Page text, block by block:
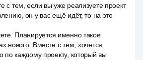
с тем, если вы уже реализуете проект
он у вас ещё идёт, то на это
Планируется именно такое
нового. Вместе с тем, хочется
по каждому проекту, который вы